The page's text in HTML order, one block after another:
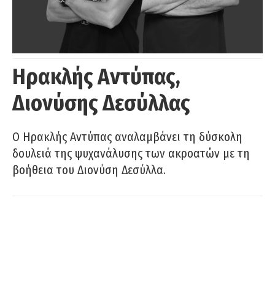
Ηρακλής Αντύπας,
Διονύσης Δεσύλλας
Ο Ηρακλής Αντύπας αναλαμβάνει τη δύσκολη
δουλειά της ψυχανάλυσης των ακροατών με τη
βοήθεια του Διονύση Δεσύλλα.